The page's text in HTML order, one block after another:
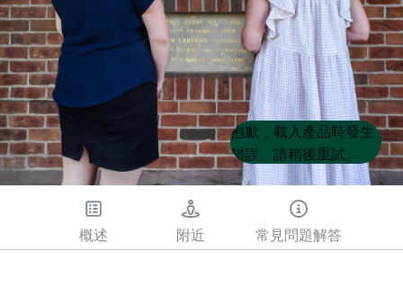
Product
List
Product
List
抱歉，載入產品時發生
錯誤。請稍後重試。
概述 附近 常見問題解答